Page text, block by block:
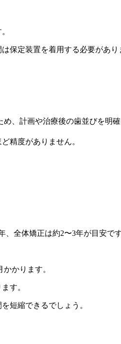
保定装置を着用する必要があり
、計画や治療後の歯並びを明確
精度がありません。
全体矯正は約2〜3年が目安です
かります。
す。
短縮できるでしょう。